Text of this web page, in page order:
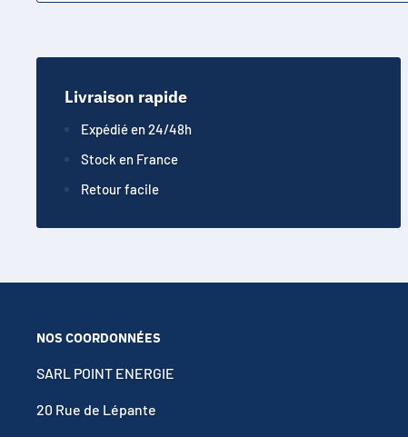
Livraison rapide
Expédié en 24/48h
Stock en France
Retour facile
NOS COORDONNÉES
SARL POINT ENERGIE
20 Rue de Lépante